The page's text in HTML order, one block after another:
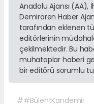
Anadolu Ajansı (AA),
Demirören Haber
tarafından eklenen
editörlerinin
çekilmektedir. Bu
muhataplar haberi
bir editörü sorumlu
##BülentKandemir